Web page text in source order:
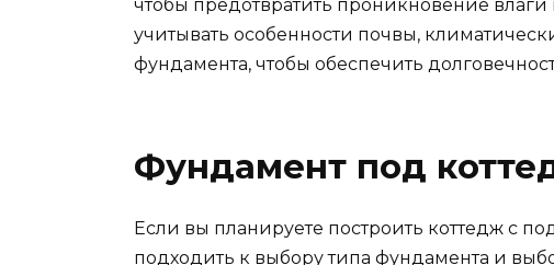
чтобы предотвратить проникновение
учитывать особенности почвы,
фундамента, чтобы обеспечить
Фундамент под
Если вы планируете построить коттедж с
подходить к выбору типа фундамента и